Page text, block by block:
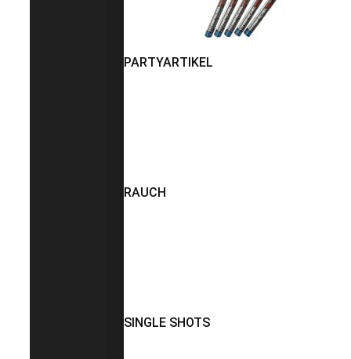
PARTYARTIKEL
RAUCH
SINGLE SHOTS